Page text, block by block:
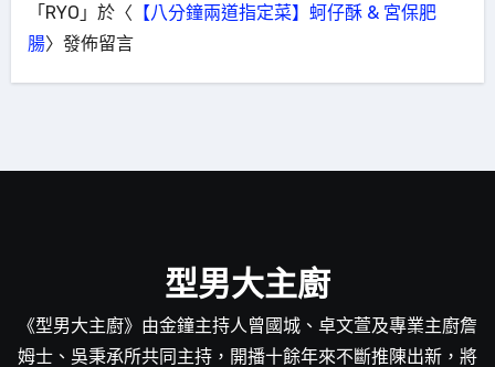
「RYO 」於〈 【八分鐘兩道指定菜】蚵仔酥 & 宮保肥
腸〉發佈留言
型男大主廚
《型男大主廚》由金鐘主持人曾國城、卓文萱及專業主廚詹
姆士、吳秉承所共同主持，開播十餘年來不斷推陳出新，將